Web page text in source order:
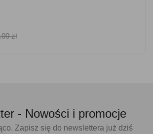
zł
- Nowości i promocje
Zapisz się do newslettera już dziś